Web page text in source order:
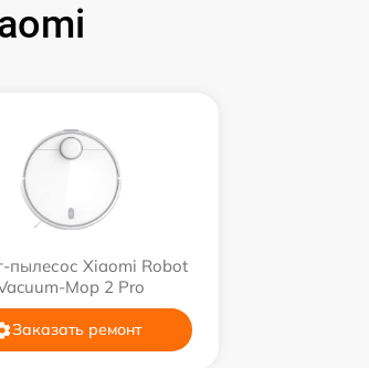
пылесос Xiaomi Robot
Mop 2 Pro
Заказать ремонт